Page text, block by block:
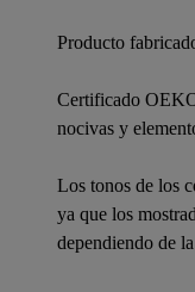
Producto
Certificado
nocivas y
Los tonos de los
ya que los
dependiendo de